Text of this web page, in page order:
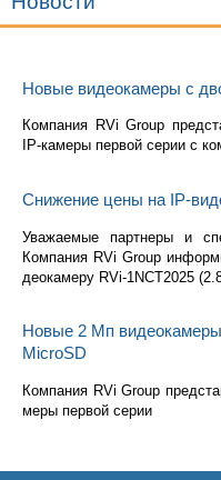
Новые видеокамеры с
Ком­па­ния RVi Group
IP-ка­ме­ры пер­вой серии с
Снижение цены на IP-
Ува­жа­е­мые парт­не­ры и
Ком­па­ния RVi Group
део­ка­ме­ру RVi-1NCT2025
Новые 2 Мп
MicroSD
Ком­па­ния RVi Group
ме­ры пер­вой серии